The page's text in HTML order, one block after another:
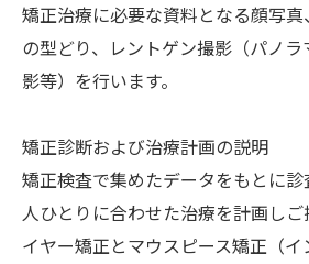
矯正治療に必要な資料となる顔写
の型どり、レントゲン撮影（パノ
影等）を行います。
矯正診断および治療計画の説明
矯正検査で集めたデータをもとに
人ひとりに合わせた治療を計画し
イヤー矯正とマウスピース矯正（